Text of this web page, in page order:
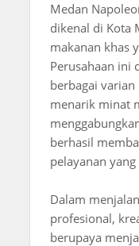
Medan
dikenal di Kota
makanan khas
Perusahaan ini
berbagai
menarik minat
berhasil
pelayanan yang
Dalam
profesional,
berupaya